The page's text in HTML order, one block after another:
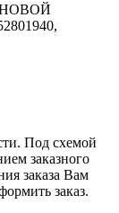
Под схемой
заказного
заказа Вам
заказ.